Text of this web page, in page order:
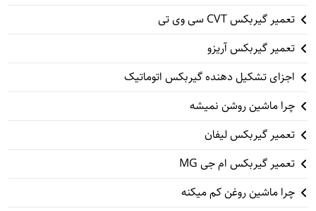
تعمیر گیربکس CVT سی وی تی
تعمیر گیربکس آریزو
اجزای تشکیل دهنده گیربکس اتوماتیک
چرا ماشین روشن نمیشه
تعمیر گیربکس لیفان
تعمیر گیربکس ام جی MG
چرا ماشین روغن کم میکنه